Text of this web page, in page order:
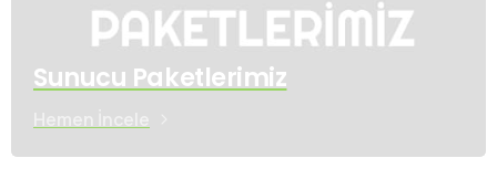
Sunucu Paketlerimiz